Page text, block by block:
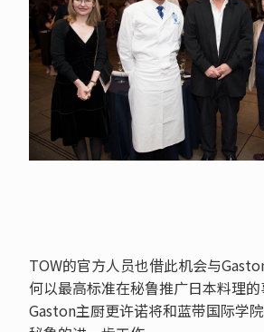
TOW的官方人员也借此机会与
何以最高标准在秘鲁推广日本料理
Gaston主厨更许诺将和蓝带国际学